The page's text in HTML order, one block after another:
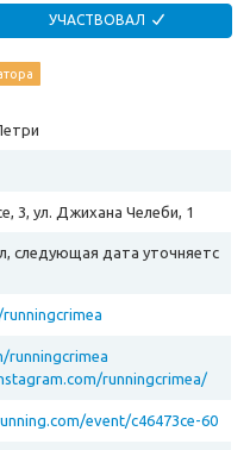
УЧАСТВОВАЛ
3, ул. Джихана Челеби, 1
следующая дата уточняетс
runningcrimea
runningcrimea/
event/c46473ce-60